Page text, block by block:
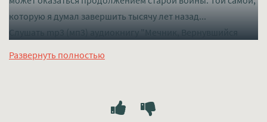
которую я думал завершить тысячу лет назад...
Слушать mp3 (мп3) аудиокнигу "Мечник, Вернувшийся
полностью бесплатно без регистрации на лучшем сайте
Развернуть полностью